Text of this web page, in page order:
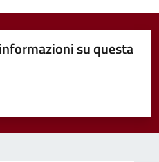
su questa
su 5
5